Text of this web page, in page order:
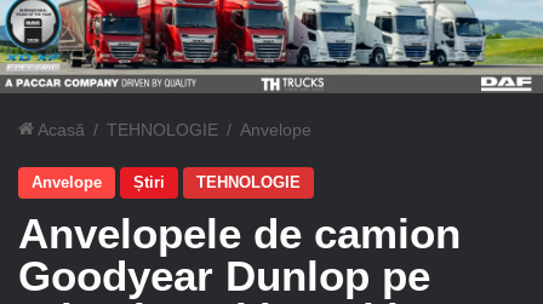
Acasă / TEHNOLOGIE / Anvelope
Anvelope Știri TEHNOLOGIE
Anvelopele de camion
Goodyear Dunlop pe